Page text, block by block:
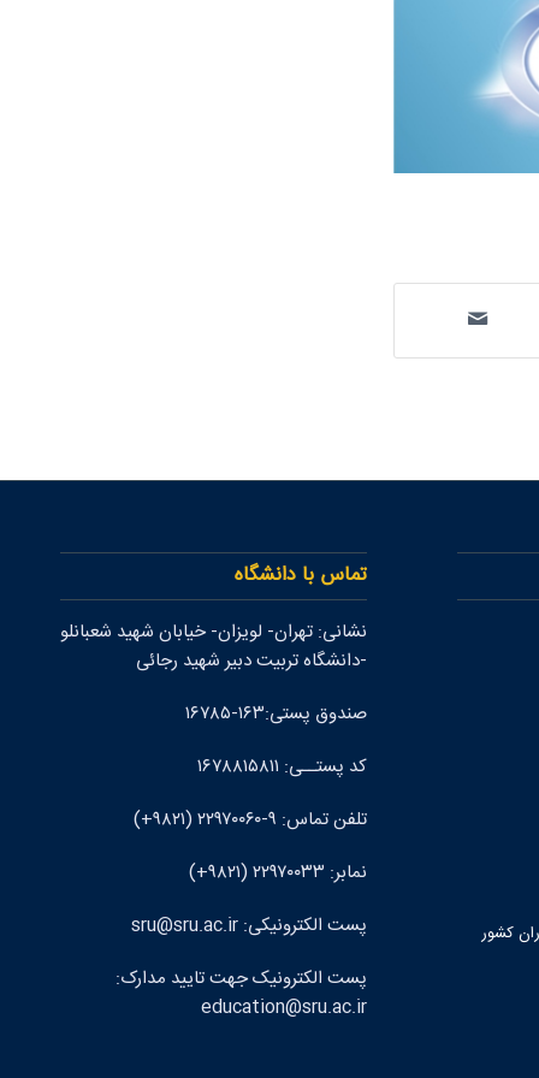
كشور
تماس با دانشگاه
نشانی: تهران- لويزان- خيابان شهيد شعبانلو
-دانشگاه تربيت دبير شهيد رجائی
صندوق پستی:۱۶۳-۱۶۷۸۵
کد پستــی: ۱۶۷۸۸۱۵۸۱۱
تلفن تماس: ۹-۲۲۹۷۰۰۶۰ (۹۸۲۱+)
نمابر: ۲۲۹۷۰۰۳۳ (۹۸۲۱+)
پست الکترونيکی: sru@sru.ac.ir
پست الکترونيک جهت تایید مدارک:
education@sru.ac.ir